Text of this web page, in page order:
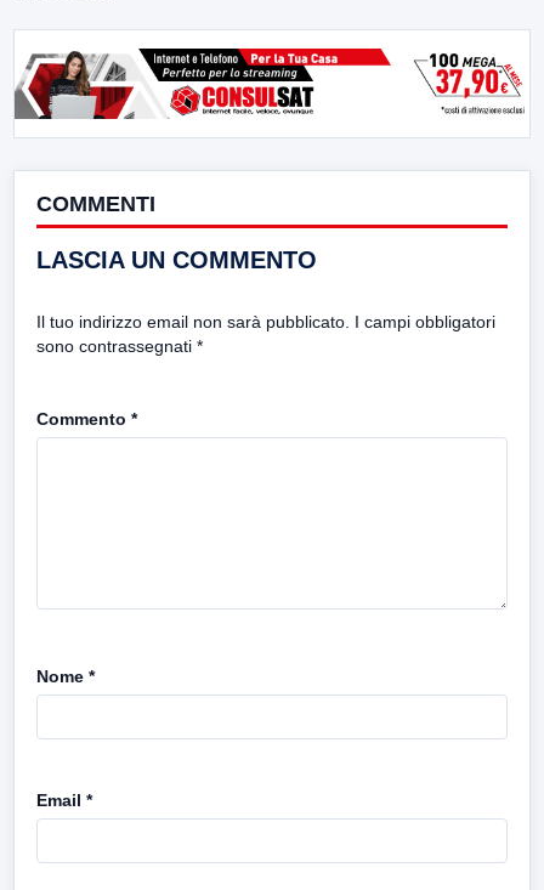
COMMENTI
LASCIA UN COMMENTO
Il tuo indirizzo email non sarà pubblicato. I campi obbligatori
sono contrassegnati *
Commento *
Nome *
Email *